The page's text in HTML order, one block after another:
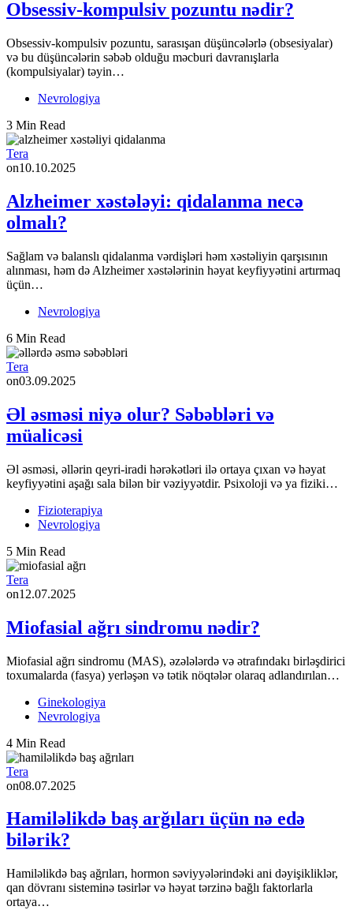
Obsessiv-kompulsiv pozuntu nədir?
Obsessiv-kompulsiv pozuntu, sarasışan düşüncələrlə (obsesiyalar)
və bu düşüncələrin səbəb olduğu məcburi davranışlarla
(kompulsiyalar) təyin…
Nevrologiya
3 Min Read
Tera
on10.10.2025
Alzheimer xəstələyi: qidalanma necə
olmalı?
Sağlam və balanslı qidalanma vərdişləri həm xəstəliyin qarşısının
alınması, həm də Alzheimer xəstələrinin həyat keyfiyyətini artırmaq
üçün…
Nevrologiya
6 Min Read
Tera
on03.09.2025
Əl əsməsi niyə olur? Səbəbləri və
müalicəsi
Əl əsməsi, əllərin qeyri-iradi hərəkətləri ilə ortaya çıxan və həyat
keyfiyyətini aşağı sala bilən bir vəziyyətdir. Psixoloji və ya fiziki…
Fizioterapiya
Nevrologiya
5 Min Read
Tera
on12.07.2025
Miofasial ağrı sindromu nədir?
Miofasial ağrı sindromu (MAS), əzələlərdə və ətrafındakı birləşdirici
toxumalarda (fasya) yerləşən və tətik nöqtələr olaraq adlandırılan…
Ginekologiya
Nevrologiya
4 Min Read
Tera
on08.07.2025
Hamiləlikdə baş arğıları üçün nə edə
bilərik?
Hamiləlikdə baş ağrıları, hormon səviyyələrindəki ani dəyişikliklər,
qan dövranı sisteminə təsirlər və həyat tərzinə bağlı faktorlarla
ortaya…